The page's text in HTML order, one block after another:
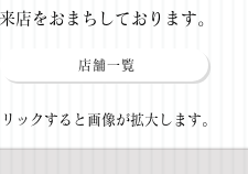
店をおまちしております。
店舗一覧
リックすると画像が拡大します。